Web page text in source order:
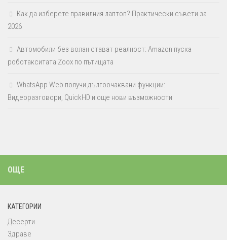
Как да изберете правилния лаптоп? Практически съвети за
2026
Автомобили без волан стават реалност: Amazon пуска
роботакситата Zoox по пътищата
WhatsApp Web получи дългоочаквани функции:
Видеоразговори, QuickHD и още нови възможности
ОЩЕ
КАТЕГОРИИ
Десерти
Здраве